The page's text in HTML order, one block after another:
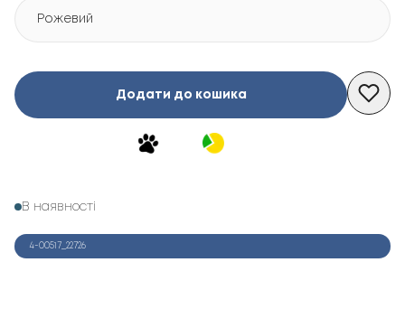
Рожевий
Додати до кошика
В наявності
4-00517_22726